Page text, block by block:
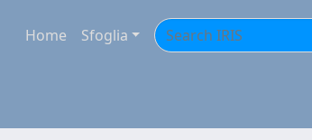
Home Sfoglia